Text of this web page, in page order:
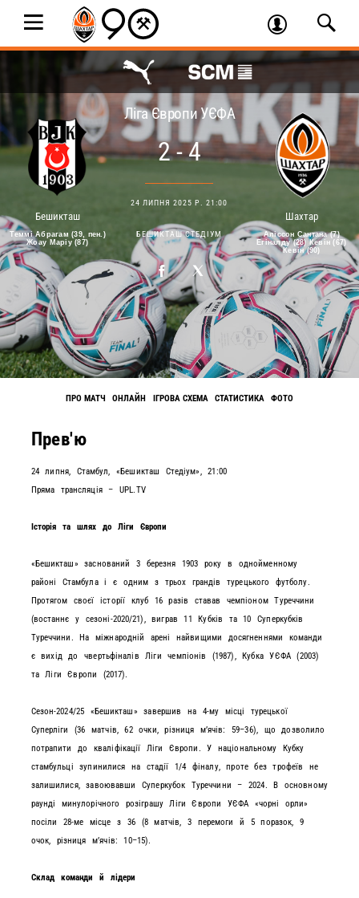
Бешикташ
Теммі Абрагам (39, пен.)
Жоау Маріу (87)
Ліга Європи УЄФА
2 - 4
24 ЛИПНЯ 2025 Р. 21:00
БЕШИКТАШ СТЕДІУМ
Шахтар
Аліссон Сантана (7)
Егіналду (28) Кевін (67)
Кевін (90)
ПРО МАТЧ ОНЛАЙН ІГРОВА СХЕМА СТАТИСТИКА ФОТО
Прев'ю
24 липня, Стамбул, «Бешикташ Стедіум», 21:00
Пряма трансляція – UPL.TV
Історія та шлях до Ліги Європи
«Бешикташ» заснований 3 березня 1903 року в однойменному
районі Стамбула і є одним з трьох грандів турецького футболу.
Протягом своєї історії клуб 16 разів ставав чемпіоном Туреччини
(востаннє у сезоні-2020/21), виграв 11 Кубків та 10 Суперкубків
Туреччини. На міжнародній арені найвищими досягненнями команди
є вихід до чвертьфіналів Ліги чемпіонів (1987), Кубка УЄФА (2003)
та Ліги Європи (2017).
Сезон-2024/25 «Бешикташ» завершив на 4-му місці турецької
Суперліги (36 матчів, 62 очки, різниця мʼячів: 59–36), що дозволило
потрапити до кваліфікації Ліги Європи. У національному Кубку
стамбульці зупинилися на стадії 1/4 фіналу, проте без трофеїв не
залишилися, завоювавши Суперкубок Туреччини – 2024. В основному
раунді минулорічного розіграшу Ліги Європи УЄФА «чорні орли»
посіли 28-ме місце з 36 (8 матчів, 3 перемоги й 5 поразок, 9
очок, різниця мʼячів: 10–15).
Склад команди й лідери